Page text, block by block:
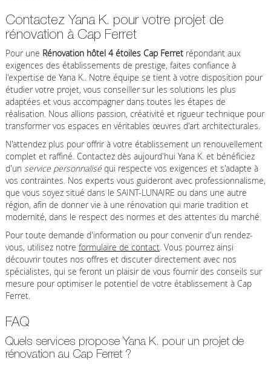
Contactez Yana K. pour votre projet de
rénovation à Cap Ferret
Pour une Rénovation hôtel 4 étoiles Cap Ferretrépondant aux
exigences des établissements de prestige, faites confiance à
l'expertise de Yana K.. Notre équipe se tient à votre disposition pour
étudier votre projet, vous conseiller sur les solutions les plus
adaptées et vous accompagner dans toutes les étapes de
réalisation. Nous allions passion, créativité et rigueur technique pour
transformer vos espaces en véritables œuvres d'art architecturales.
N'attendez plus pour offrir à votre établissement un renouvellement
complet et raffiné. Contactez dès aujourd'hui Yana K. et bénéficiez
d'un service personnaliséqui respecte vos exigences et s'adapte à
vos contraintes. Nos experts vous guideront avec professionnalisme,
que vous soyez situé dans le SAINT-LUNAIRE ou dans une autre
région, afin de donner vie à une rénovation qui marie tradition et
modernité, dans le respect des normes et des attentes du marché.
Pour toute demande d'information ou pour convenir d'un rendez-
vous, utilisez notre formulaire de contact. Vous pourrez ainsi
découvrir toutes nos offres et discuter directement avec nos
spécialistes, qui se feront un plaisir de vous fournir des conseils sur
mesure pour optimiser le potentiel de votre établissement à Cap
Ferret.
FAQ
Quels services propose Yana K. pour un projet de
rénovation au Cap Ferret ?